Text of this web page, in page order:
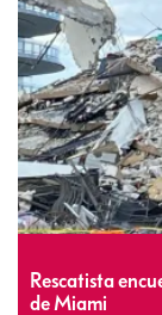
Rescatista
de Miami